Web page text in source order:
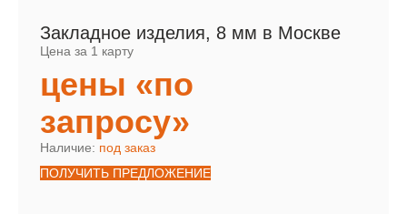
Закладное изделия, 8 мм в Москве
Цена за 1 карту
цены «по
запросу»
Наличие: под заказ
ПОЛУЧИТЬ ПРЕДЛОЖЕНИЕ